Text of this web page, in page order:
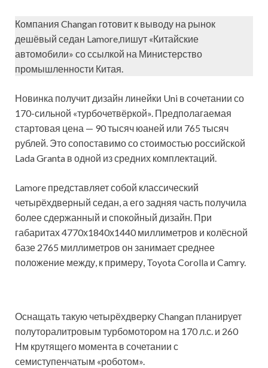
Компания Changan готовит к выводу на рынок
дешёвый седан Lamore,пишут «Китайские
автомобили» со ссылкой на Министерство
промышленности Китая.
Новинка получит дизайн линейки Uni в сочетании со
170-сильной «турбочетвёркой». Предполагаемая
стартовая цена — 90 тысяч юаней или 765 тысяч
рублей. Это сопоставимо со стоимостью российской
Lada Granta в одной из средних комплектаций.
Lamore представляет собой классический
четырёхдверный седан, а его задняя часть получила
более сдержанный и спокойный дизайн. При
габаритах 4770х1840х1440 миллиметров и колёсной
базе 2765 миллиметров он занимает среднее
положение между, к примеру, Toyota Corolla и Camry.
Оснащать такую четырёхдверку Changan планирует
полуторалитровым турбомотором на 170 л.с. и 260
Нм крутящего момента в сочетании с
семиступенчатым «роботом».